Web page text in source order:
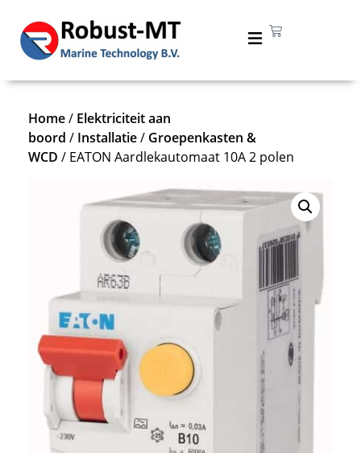
Home/ Elektriciteit aan
boord / Installatie/ Groepenkasten &
WCD / EATON Aardlekautomaat 10A 2 polen